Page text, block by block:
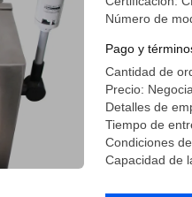
Número de
Pago y
Cantidad de
Precio:
Detalles de
Tiempo de
Condiciones
Capacidad de